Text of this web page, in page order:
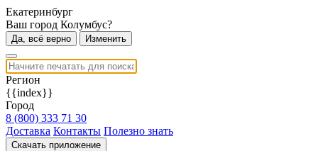
Екатеринбург
Ваш город Колумбус?
Да, всё верно Изменить
Регион
{{index}}
Город
8 (800) 333 71 30
Доставка Контакты Полезно знать
Скачать приложение